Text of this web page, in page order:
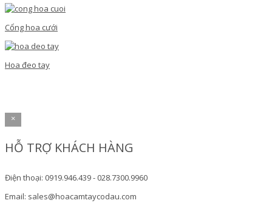
Cổng hoa cưới
Hoa đeo tay
×
HỖ TRỢ KHÁCH HÀNG
Điện thoại: 0919.946.439 - 028.7300.9960
Email: sales@hoacamtaycodau.com